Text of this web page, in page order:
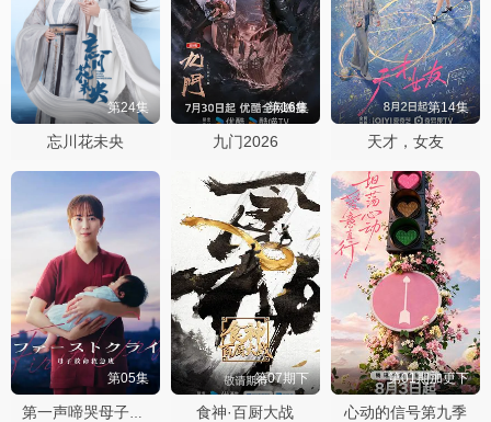
第24集
忘川花未央
第16集
九门2026
第14集
天才，女友
第05集
第一声啼哭母子救命急救班
第07期下
食神·百厨大战
第01期加更下
心动的信号第九季